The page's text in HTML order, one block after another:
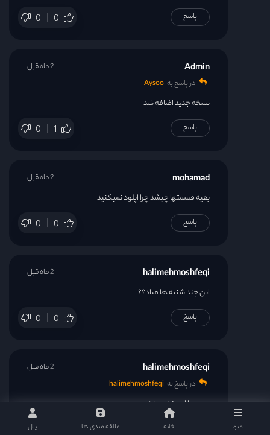
0 0 پاسخ
Admin
در پاسخ به Aysoo
نسخه جدید اضافه شد
0 1
2 ماه قبل
پاسخ
mohamad
بقیه قسمتها چیشد چرا اپلود نمیکنید
0 0
2 ماه قبل
پاسخ
halimehmoshfeqi
این چند شنبه ها میاد؟؟
0 0
2 ماه قبل
پاسخ
halimehmoshfeqi
در پاسخ به halimehmoshfeqi
پس چرا امروز نیومده
0
2 ماه قبل
منو خانه علاقه مندی ها پنل